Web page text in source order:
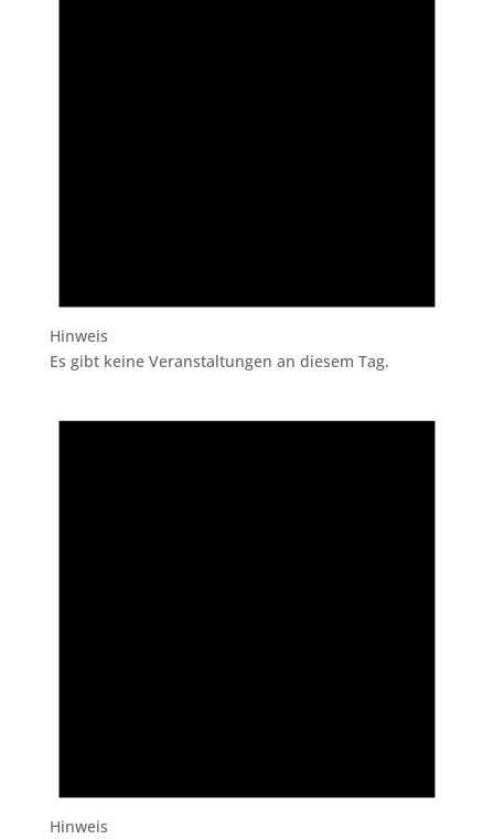
Hinweis
Es gibt keine Veranstaltungen an diesem Tag.
Hinweis